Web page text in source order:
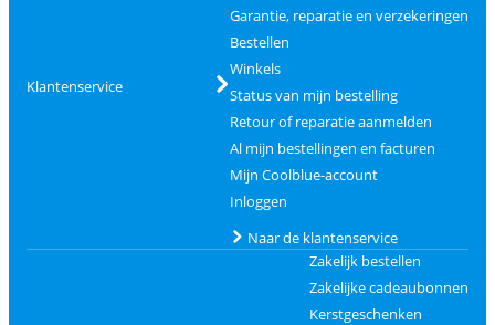
Klantenservice
Garantie, reparatie en verzekeringen
Bestellen
Winkels
Status van mijn bestelling
Retour of reparatie aanmelden
Al mijn bestellingen en facturen
Mijn Coolblue-account
Inloggen
Naar de klantenservice
Zakelijk bestellen
Zakelijke cadeaubonnen
Kerstgeschenken